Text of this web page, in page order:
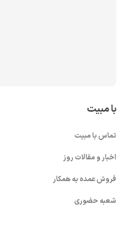
با مبیت
تماس با مبیت
اخبار و مقالات روز
فروش عمده به همکار
شعبه حضوری